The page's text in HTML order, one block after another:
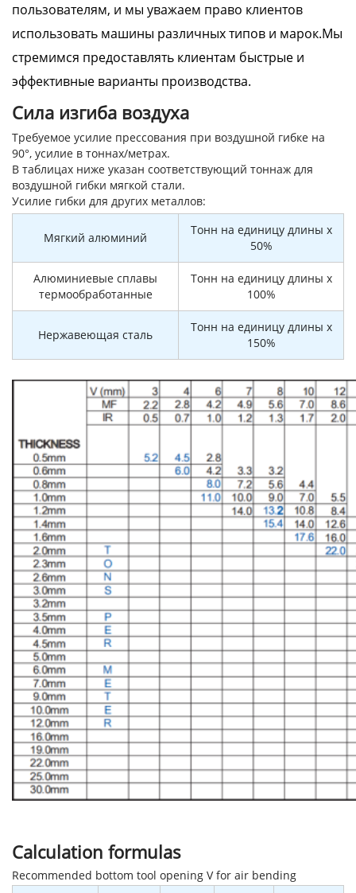
пользователям, и мы уважаем право клиентов
использовать машины различных типов и марок.Мы
стремимся предоставлять клиентам быстрые и
эффективные варианты производства.
Сила изгиба воздуха
Требуемое усилие прессования при воздушной гибке на
90°, усилие в тоннах/метрах.
В таблицах ниже указан соответствующий тоннаж для
воздушной гибки мягкой стали.
Усилие гибки для других металлов:
Мягкий алюминий
Тонн на единицу длины x
50%
Алюминиевые сплавы
термообработанные
Тонн на единицу длины x
100%
Нержавеющая сталь
Тонн на единицу длины x
150%
Calculation formulas
Recommended bottom tool opening V for air bending